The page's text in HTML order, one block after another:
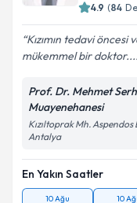
4.9 (84
Kızımın tedavi öncesi
mükemmel bir doktor....
Prof. Dr. Mehmet
Muayenehanesi
Kızıltoprak Mh.
Antalya
En Yakın Saatler
10 Ağu 10